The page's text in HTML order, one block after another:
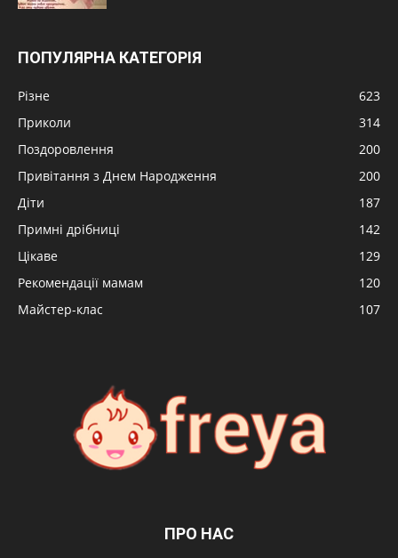
ПОПУЛЯРНА КАТЕГОРІЯ
Різне
623
Приколи
314
Поздоровлення
200
Привітання з Днем Народження
200
Діти
187
Примні дрібниці
142
Цікаве
129
Рекомендації мамам
120
Майстер-клас
107
ПРО НАС